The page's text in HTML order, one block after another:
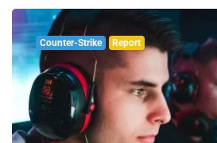
Counter-Strike Report